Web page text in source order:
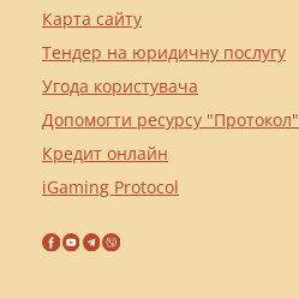
Карта сайту
Тендер на юридичну послугу
Угода користувача
Допомогти ресурсу "Протокол"
Кредит онлайн
iGaming Protocol